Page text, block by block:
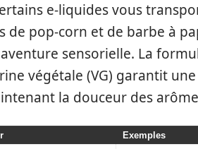
e-liquides vous
de pop-corn et de barbe à
sensorielle. La
végétale (VG) garantit
la douceur des
Exemples